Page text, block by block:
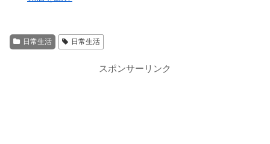
日常生活 日常生活
スポンサーリンク